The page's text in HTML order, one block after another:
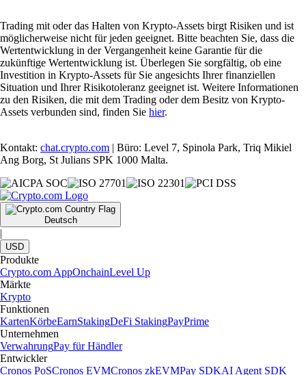
Trading mit oder das Halten von Krypto-Assets birgt Risiken und ist
möglicherweise nicht für jeden geeignet. Bitte beachten Sie, dass die
Wertentwicklung in der Vergangenheit keine Garantie für die
zukünftige Wertentwicklung ist. Überlegen Sie sorgfältig, ob eine
Investition in Krypto-Assets für Sie angesichts Ihrer finanziellen
Situation und Ihrer Risikotoleranz geeignet ist. Weitere Informationen
zu den Risiken, die mit dem Trading oder dem Besitz von Krypto-
Assets verbunden sind, finden Sie hier.
Kontakt: chat.crypto.com | Büro: Level 7, Spinola Park, Triq Mikiel
Ang Borg, St Julians SPK 1000 Malta.
Deutsch
|
USD
Produkte
Crypto.com AppOnchainLevel Up
Märkte
Krypto
Funktionen
KartenKörbeEarnStakingDeFi StakingPayPrime
Unternehmen
VerwahrungPay für Händler
Entwickler
Cronos PoSCronos EVMCronos zkEVMPay SDKAI Agent SDK